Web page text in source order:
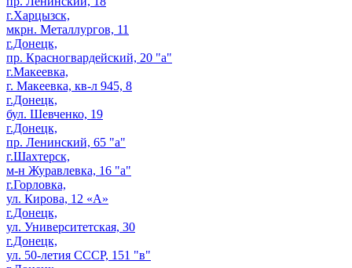
г.Харцызск,
мкрн. Металлургов, 11
г.Донецк,
пр. Красногвардейский, 20 "а"
г.Макеевка,
г. Макеевка, кв-л 945, 8
г.Донецк,
бул. Шевченко, 19
г.Донецк,
пр. Ленинский, 65 "а"
г.Шахтерск,
м-н Журавлевка, 16 "а"
г.Горловка,
ул. Кирова, 12 «А»
г.Донецк,
ул. Университетская, 30
г.Донецк,
ул. 50-летия СССР, 151 "в"